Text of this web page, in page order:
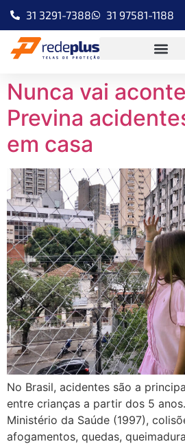
31 3291-7388 31 97581-1188
Nunca vai
Previna
em casa
No Brasil, acidentes são a
entre crianças a partir dos 5
Ministério da Saúde (1997),
afogamentos, quedas,